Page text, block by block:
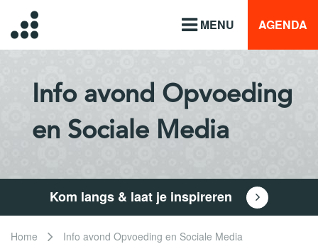
MENU AGENDA
Info avond Opvoeding
en Sociale Media
Kom langs & laat je inspireren
Home
Info avond Opvoeding en Sociale Media